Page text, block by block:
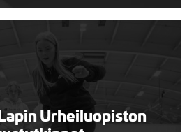
Urheiluopiston